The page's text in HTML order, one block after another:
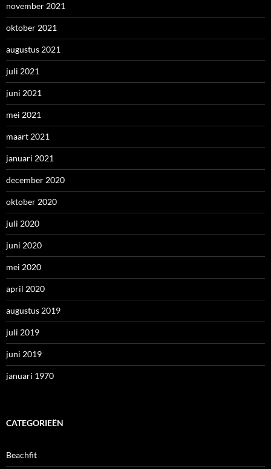
november 2021
oktober 2021
augustus 2021
juli 2021
juni 2021
mei 2021
maart 2021
januari 2021
december 2020
oktober 2020
juli 2020
juni 2020
mei 2020
april 2020
augustus 2019
juli 2019
juni 2019
januari 1970
CATEGORIEËN
Beachfit